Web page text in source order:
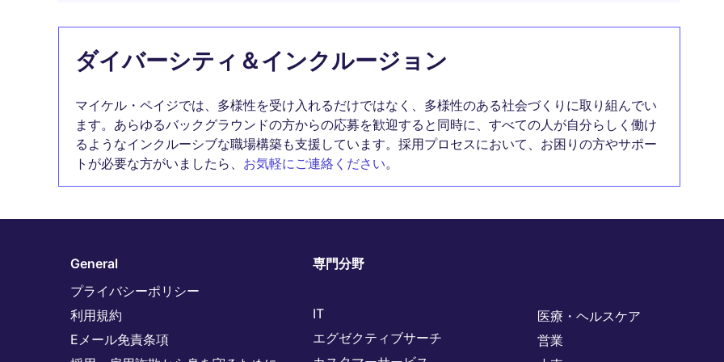
ダイバーシティ＆インクルージョン
マイケル・ペイジでは、多様性を受け入れるだけではなく、多様性のある社会づくりに取り組んでい
ます。あらゆるバックグラウンドの方からの応募を歓迎すると同時に、すべての人が自分らしく働け
るようなインクルーシブな職場構築も支援しています。採用プロセスにおいて、お困りの方やサポー
トが必要な方がいましたら、 お気軽にご連絡ください。
General
プライバシーポリシー
利用規約
Eメール免責条項
専門分野
IT
エグゼクティブサーチ
医療・ヘルスケア
営業